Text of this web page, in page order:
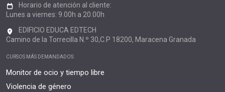
Horario de atención al cliente:
Lunes a viernes: 9.00h a 20.00h
EDIFICIO EDUCA EDTECH
Camino de la Torrecilla N.º 30,C.P 18200, Maracena Granada
CURSOS MÁS DEMANDADOS:
Monitor de ocio y tiempo libre
Violencia de género